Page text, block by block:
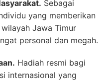
Sebagai
yang memberikan
Jawa Timur
personal dan megah.
Hadiah resmi bagi
internasional yang